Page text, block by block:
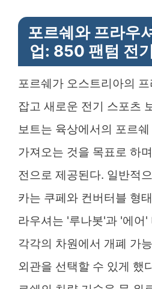
포르쉐와 프라우
업: 850 팬텀 전
포르쉐가 오스트리아의
잡고 새로운 전기 스포츠
보트는 육상에서의 포르
가져오는 것을 목표로 하
전으로 제공된다. 일반적
카는 쿠페와 컨버터블 형
라우셔는 '루나봇'과 '에어'
각각의 차원에서 개폐 가
외관을 선택할 수 있게 했